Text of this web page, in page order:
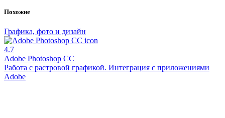
Похожие
Графика, фото и дизайн
4.7
Adobe Photoshop CC
Работа с растровой графикой. Интеграция с приложениями
Adobe